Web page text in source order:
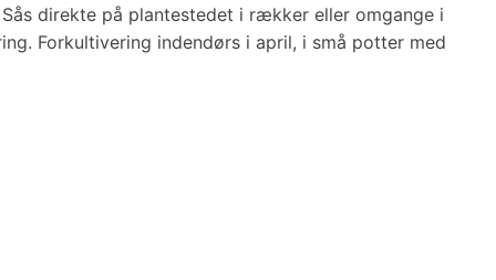
direkte på plantestedet i rækker eller omgange i
Forkultivering indendørs i april, i små potter med